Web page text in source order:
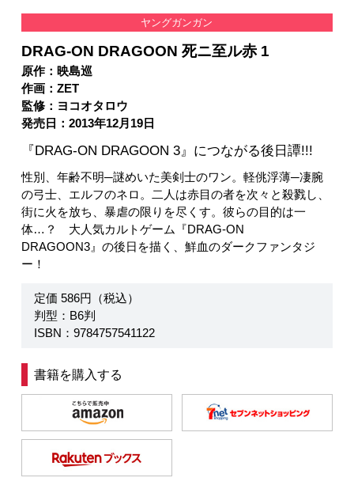
ヤングガンガン
DRAG-ON DRAGOON 死ニ至ル赤 1
原作：映島巡
作画：ZET
監修：ヨコオタロウ
発売日：2013年12月19日
『DRAG-ON DRAGOON 3』につながる後日譚!!!
性別、年齢不明─謎めいた美剣士のワン。軽佻浮薄─凄腕
の弓士、エルフのネロ。二人は赤目の者を次々と殺戮し、
街に火を放ち、暴虐の限りを尽くす。彼らの目的は一
体…？ 大人気カルトゲーム『DRAG-ON
DRAGOON3』の後日を描く、鮮血のダークファンタジ
ー！
定価 586円（税込）
判型：B6判
ISBN：9784757541122
書籍を購入する